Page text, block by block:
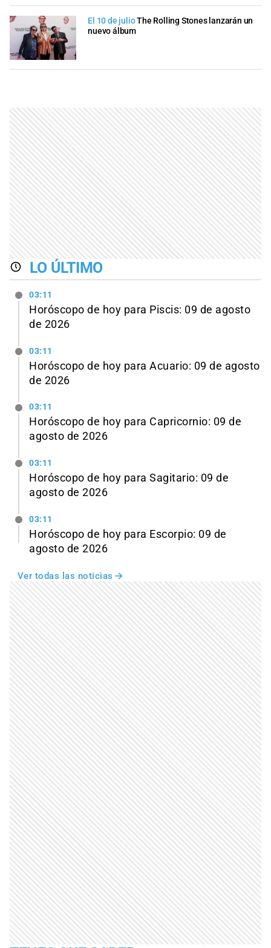
El 10 de julioThe Rolling Stones lanzarán un
nuevo álbum
LO ÚLTIMO
03:11
Horóscopo de hoy para Piscis: 09 de agosto
de 2026
03:11
Horóscopo de hoy para Acuario: 09 de agosto
de 2026
03:11
Horóscopo de hoy para Capricornio: 09 de
agosto de 2026
03:11
Horóscopo de hoy para Sagitario: 09 de
agosto de 2026
03:11
Horóscopo de hoy para Escorpio: 09 de
agosto de 2026
Ver todas las noticias